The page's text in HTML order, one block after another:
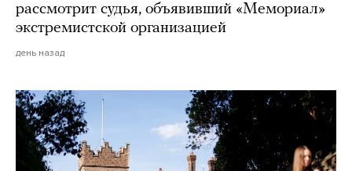
рассмотрит судья, объявивший «Мемориал»
экстремистской организацией
день назад